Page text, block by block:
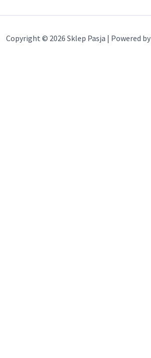
Copyright © 2026 Sklep Pasja | Powered by